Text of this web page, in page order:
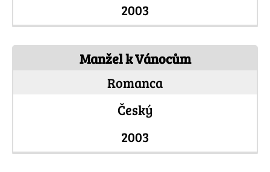
2003
Manžel k Vánocům
Romanca
Český
2003